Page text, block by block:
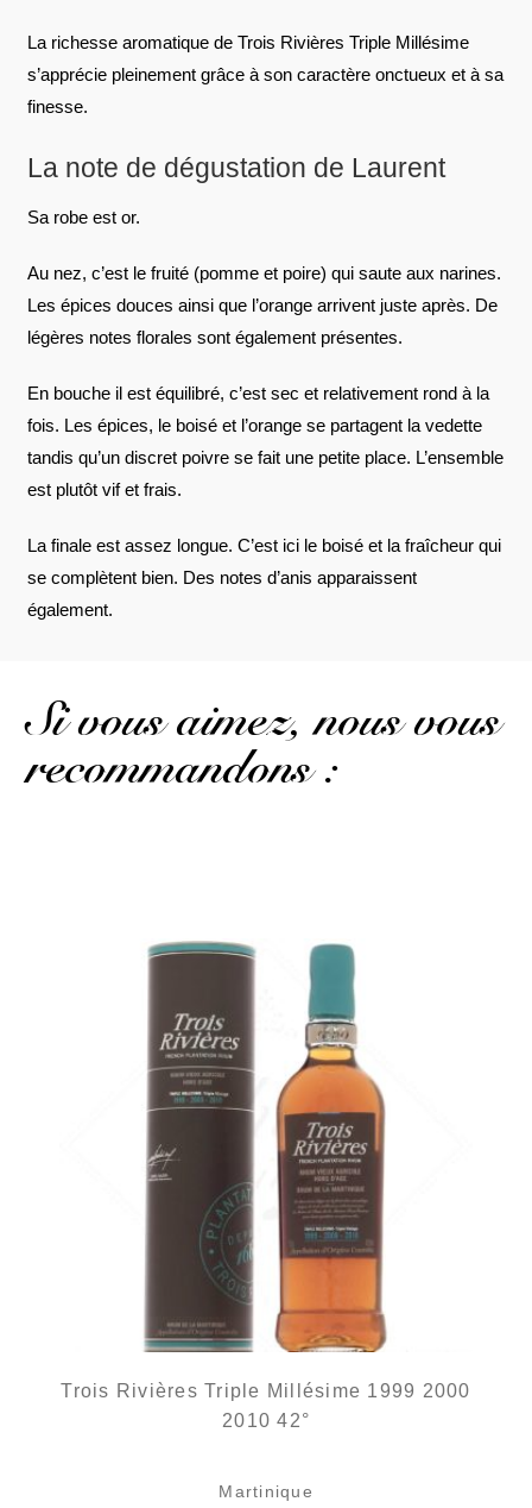
La richesse aromatique de Trois Rivières Triple Millésime
s’apprécie pleinement grâce à son caractère onctueux et à sa
finesse.
La note de dégustation de Laurent
Sa robe est or.
Au nez, c’est le fruité (pomme et poire) qui saute aux narines.
Les épices douces ainsi que l’orange arrivent juste après. De
légères notes florales sont également présentes.
En bouche il est équilibré, c’est sec et relativement rond à la
fois. Les épices, le boisé et l’orange se partagent la vedette
tandis qu’un discret poivre se fait une petite place. L’ensemble
est plutôt vif et frais.
La finale est assez longue. C’est ici le boisé et la fraîcheur qui
se complètent bien. Des notes d’anis apparaissent
également.
Si vous aimez, nous vous
recommandons :
Trois Rivières Triple Millésime 1999 2000
2010 42°
Martinique